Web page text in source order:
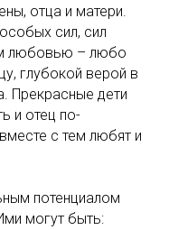
отца и матери.
сил, сил
любовью – любо
глубокой верой в
Прекрасные дети
и отец по-
с тем любят и
потенциалом
могут быть: